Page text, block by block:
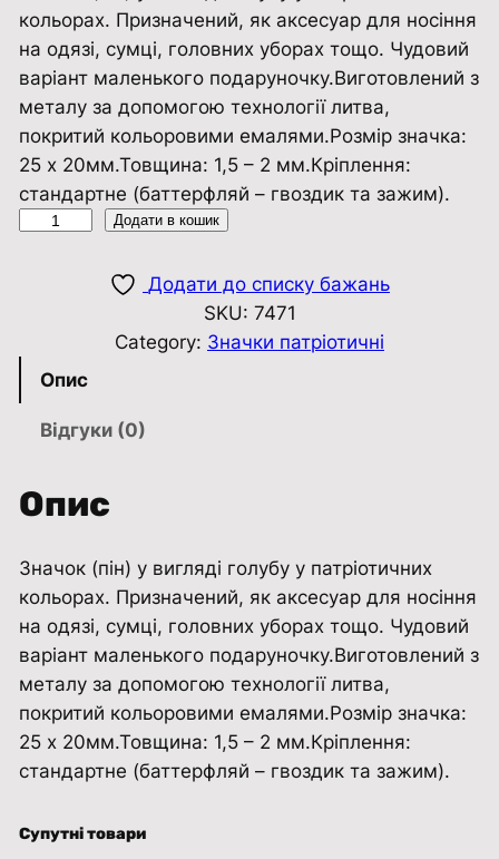
кольорах. Призначений, як аксесуар для носіння
на одязі, сумці, головних уборах тощо. Чудовий
варіант маленького подаруночку.Виготовлений з
металу за допомогою технології литва,
покритий кольоровими емалями.Розмір значка:
25 х 20мм.Товщина: 1,5 – 2 мм.Кріплення:
стандартне (баттерфляй – гвоздик та зажим).
о
у
б
м
и
р
у
(
з
л
Додати в кошик
Додати до списку бажань
SKU: 7471
Category: Значки патріотичні
Опис
Відгуки (0)
Опис
Значок (пін) у вигляді голубу у патріотичних
кольорах. Призначений, як аксесуар для носіння
на одязі, сумці, головних уборах тощо. Чудовий
варіант маленького подаруночку.Виготовлений з
металу за допомогою технології литва,
покритий кольоровими емалями.Розмір значка:
25 х 20мм.Товщина: 1,5 – 2 мм.Кріплення:
стандартне (баттерфляй – гвоздик та зажим).
Супутні товари